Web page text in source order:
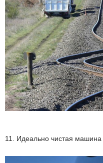
11. Идеально чистая машина